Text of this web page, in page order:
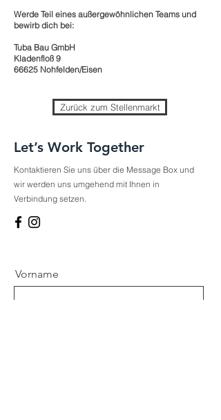
Werde Teil eines außergewöhnlichen Teams und
bewirb dich bei:
Tuba Bau GmbH
Kladenfloß 9
66625 Nohfelden/Eisen
Zurück zum Stellenmarkt
Let’s Work Together
Kontaktieren Sie uns über die Message Box und
wir werden uns umgehend mit Ihnen in
Verbindung setzen.
Vorname